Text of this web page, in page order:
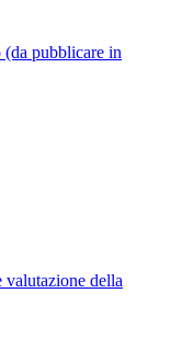
pubblicare in
valutazione della